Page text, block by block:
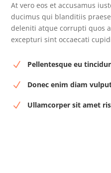
At vero eos et accusamus
ducimus qui blanditiis
deleniti atque corrupti quos
excepturi sint occaecati
N Pellentesque eu
N Donec enim diam
N Ullamcorper sit amet